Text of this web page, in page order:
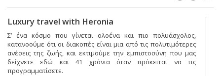
Luxury travel with Heronia
Σ’ ένα κόσμο που γίνεται ολοένα και πιο πολυάσχολος,
κατανοούμε ότι οι διακοπές είναι μια από τις πολυτιμότερες
ανέσεις της ζωής, και εκτιμούμε την εμπιστοσύνη που μας
δείχνετε εδώ και 41 χρόνια όταν πρόκειται να τις
προγραμματίσετε.